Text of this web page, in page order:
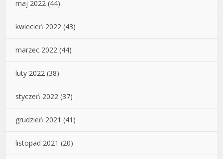
maj 2022 (44)
kwiecień 2022 (43)
marzec 2022 (44)
luty 2022 (38)
styczeń 2022 (37)
grudzień 2021 (41)
listopad 2021 (20)